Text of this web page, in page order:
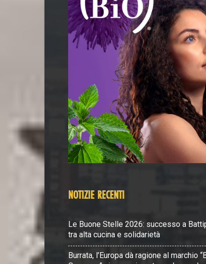
NOTIZIE RECENTI
Le Buone Stelle 2026: successo a
tra alta cucina e solidarietà
Burrata, l’Europa dà ragione al marchio